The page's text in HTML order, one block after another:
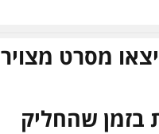
בזמן שהחליק